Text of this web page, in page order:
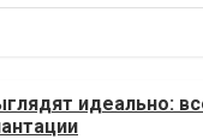
идеально: